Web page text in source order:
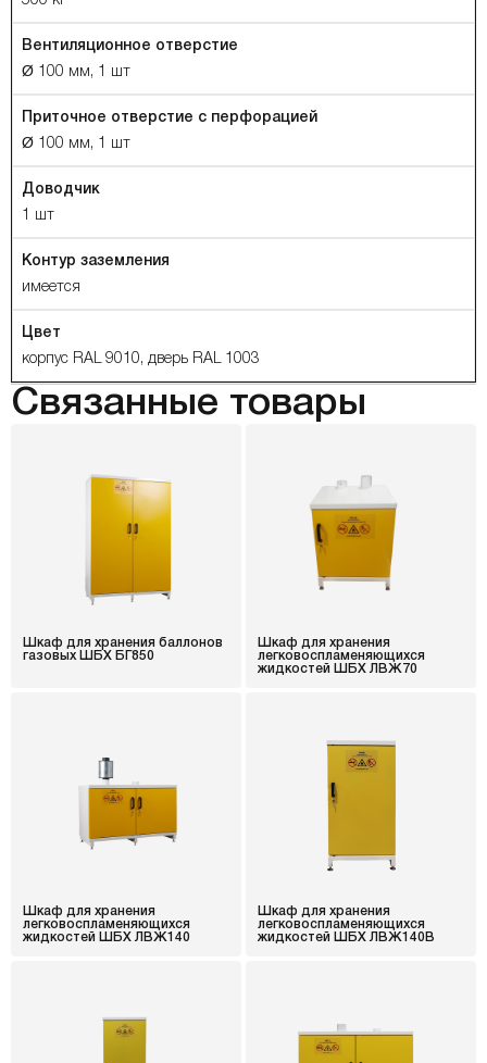
Вентиляционное отверстие
Ø 100 мм, 1 шт
Приточное отверстие с перфорацией
Ø 100 мм, 1 шт
Доводчик
1 шт
Контур заземления
имеется
Цвет
корпус RAL 9010, дверь RAL 1003
Связанные товары
Шкаф для хранения баллонов
газовых ШБХ БГ850
Шкаф для хранения
легковоспламеняющихся
жидкостей ШБХ ЛВЖ70
Шкаф для хранения
легковоспламеняющихся
жидкостей ШБХ ЛВЖ140
Шкаф для хранения
легковоспламеняющихся
жидкостей ШБХ ЛВЖ140В